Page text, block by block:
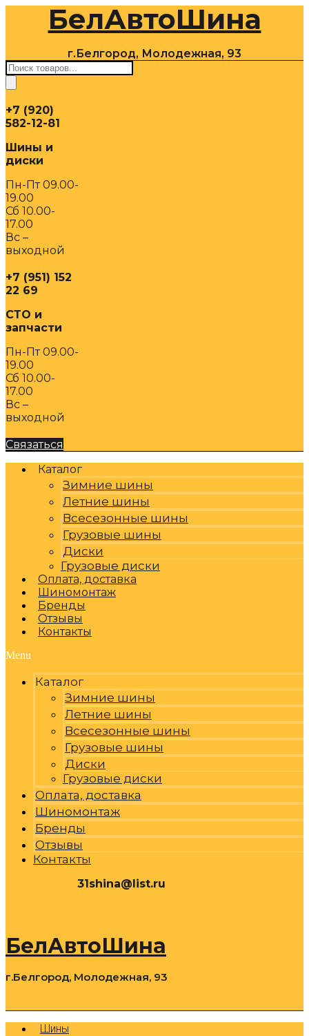
содержимомуБелАвтоШина
г.Белгород, Молодежная, 93
Поиск
товаров
+7 (920)
582-12-81
Шины и
диски
Пн-Пт 09.00-
19.00
Сб 10.00-
17.00
Вс –
выходной
+7 (951) 152
22 69
СТО и
запчасти
Пн-Пт 09.00-
19.00
Сб 10.00-
17.00
Вс –
выходной
Связаться
Каталог
Зимние шины
Летние шины
Всесезонные шины
Грузовые шины
Диски
Грузовые диски
Оплата, доставка
Шиномонтаж
Бренды
Отзывы
Контакты
Menu
Каталог
Зимние шины
Летние шины
Всесезонные шины
Грузовые шины
Диски
Грузовые диски
Оплата, доставка
Шиномонтаж
Бренды
Отзывы
Контакты
31shina@list.ru
БелАвтоШина
г.Белгород, Молодежная, 93
Шины